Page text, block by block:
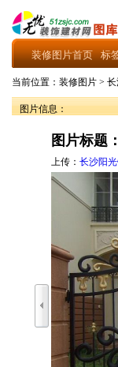
装修图片首页 标
当前位置： 装修图片 > 长
图片信息：
图片标题
上传： 长沙阳